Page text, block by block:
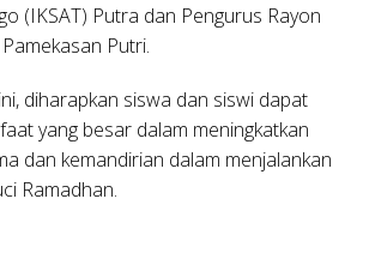
(IKSAT) Putra dan Pengurus Rayon
Putri.
diharapkan siswa dan siswi dapat
yang besar dalam meningkatkan
dan kemandirian dalam menjalankan
Ramadhan.